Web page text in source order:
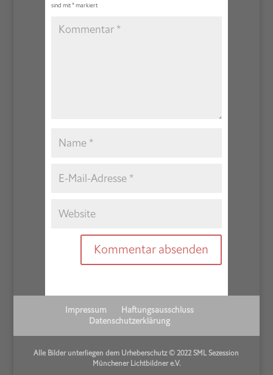
sind mit*markiert
Impressum
Haftungsausschluss
Datenschutzerklärung
Alle Bilder unterliegen dem Urheberschutz © 2022 SML Sezession
Münchener Lichtbildner e.V.